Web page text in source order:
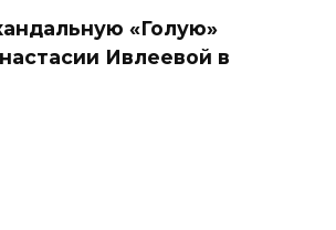
«Голую»
Ивлеевой в